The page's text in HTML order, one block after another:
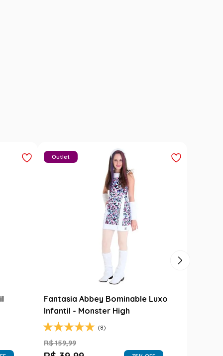
Saia Festa Junina Infantil Branca
Noivinha com Fitas Coloridas
R$ 78,90
R$ 49 ,99
1 R$ 49,99